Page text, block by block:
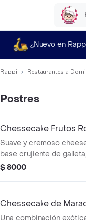
¿Nuevo en
Rappi Restaurantes a
Postres
Chessecake Frutos
Suave y cremoso
base crujiente de
una mezcla fresca de
$ 8000
Chessecake de
Una combinación